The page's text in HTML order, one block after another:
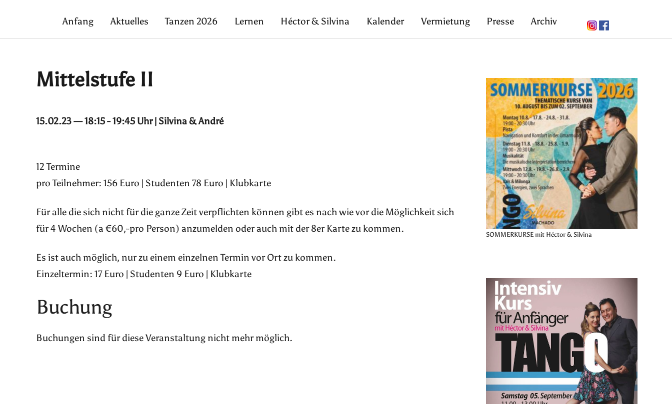
Anfang Aktuelles Tanzen 2026 Lernen Héctor & Silvina Kalender Vermietung Presse Archiv
Mittelstufe II
15.02.23 — 18:15 - 19:45 Uhr | Silvina & André
12 Termine
pro Teilnehmer: 156 Euro | Studenten 78 Euro | Klubkarte
Für alle die sich nicht für die ganze Zeit verpflichten können gibt es nach wie vor die Möglichkeit sich
für 4 Wochen (a €60,-pro Person) anzumelden oder auch mit der 8er Karte zu kommen.
Es ist auch möglich, nur zu einem einzelnen Termin vor Ort zu kommen.
Einzeltermin: 17 Euro | Studenten 9 Euro | Klubkarte
Buchung
Buchungen sind für diese Veranstaltung nicht mehr möglich.
SOMMERKURSE mit Héctor & Silvina